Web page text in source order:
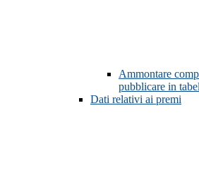
Ammontare
pubblicare in
Dati relativi ai premi